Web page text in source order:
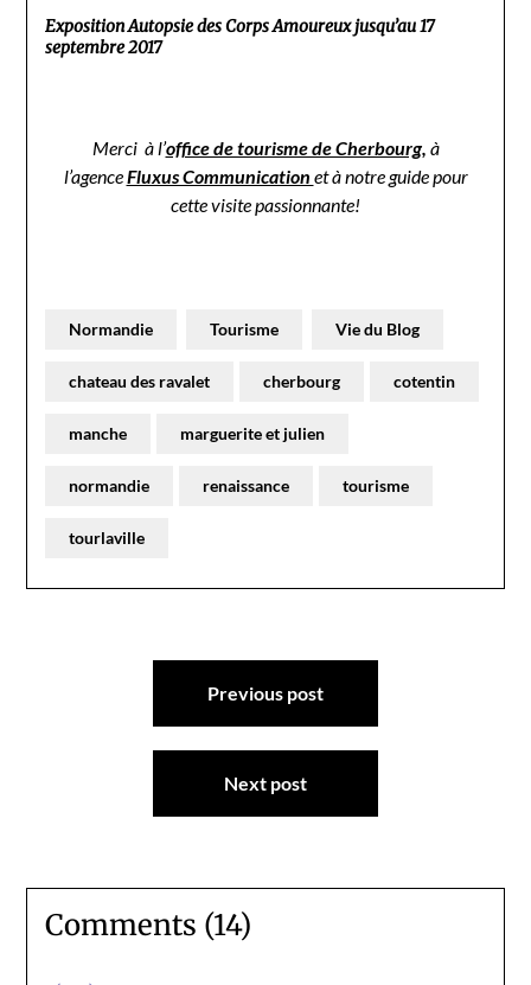
Exposition Autopsie des Corps Amoureux jusqu’au 17
septembre 2017
Merci à l’office de tourisme de Cherbourg, à
l’agenceFluxus Communication et à notre guidepour
cette visite passionnante!
Normandie Tourisme Vie du Blog
chateau des ravalet cherbourg cotentin
manche marguerite et julien
normandie renaissance tourisme
tourlaville
Navigation
Previous post
Next post
Comments (14)